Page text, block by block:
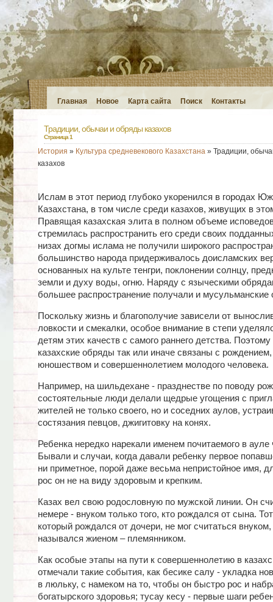
Главная Новое Карта сайта Поиск Контакты
Традиции, обычаи и обряды казахов
Страница 1
История » Культура средневекового Казахстана» Традиции,
казахов
Ислам в этот период глубоко укоренился в городах
Казахстана, в том числе среди казахов, живущих в
Правящая казахская элита в полном объеме
стремилась распространить его среди своих
низах догмы ислама не получили широкого
большинство народа придерживалось доисламских
основанных на культе тенгри, поклонении солнцу,
земли и духу воды, огню. Наряду с языческими
большее распространение получали и мусульманские
Поскольку жизнь и благополучие зависели от
ловкости и смекалки, особое внимание в степи
детям этих качеств с самого раннего детства. Поэтому
казахские обряды так или иначе связаны с
юношеством и совершеннолетием молодого человека.
Например, на шильдехане - празднестве по поводу
состоятельные люди делали щедрые угощения с
жителей не только своего, но и соседних аулов,
состязания певцов, джигитовку на конях.
Ребенка нередко нарекали именем почитаемого в ауле
Бывали и случаи, когда давали ребенку первое
ни приметное, порой даже весьма непристойное имя,
рос он не на виду здоровым и крепким.
Казах вел свою родословную по мужской линии. Он
немере - внуком только того, кто рождался от сына.
который рождался от дочери, не мог считаться
назывался жиеном – племянником.
Как особые этапы на пути к совершеннолетию в
отмечали такие события, как бесике салу - укладка
в люльку, с намеком на то, чтобы он быстро рос и
богатырского здоровья; тусау кесу - первые шаги